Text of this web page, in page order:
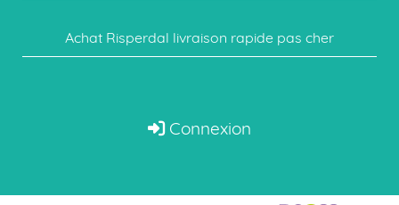
Achat Risperdal livraison rapide pas cher
Connexion